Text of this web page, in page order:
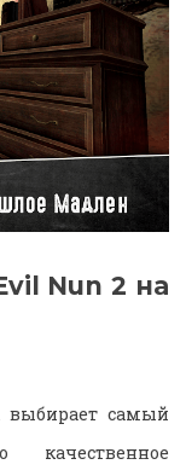
Nun 2 на
самый
качественное